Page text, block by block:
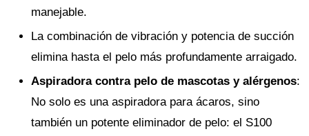
manejable.
La combinación de vibración y potencia de succión
elimina hasta el pelo más profundamente arraigado.
Aspiradora contra pelo de mascotas y alérgenos:
No solo es una aspiradora para ácaros, sino
también un potente eliminador de pelo: el S100